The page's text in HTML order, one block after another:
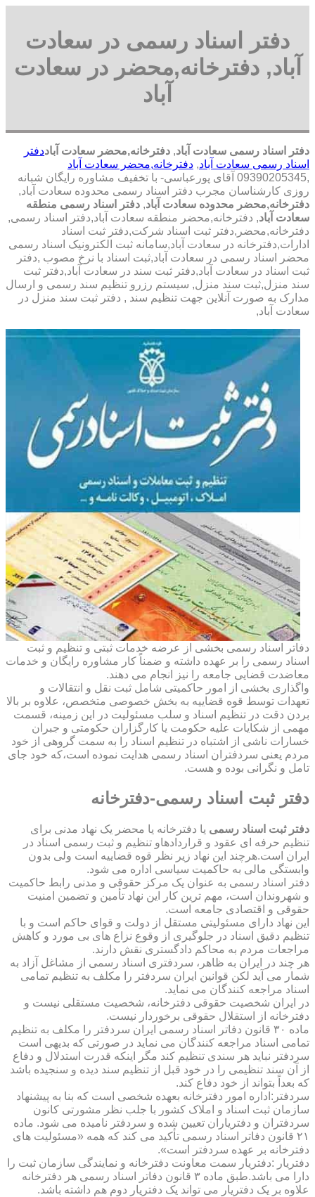
دفتر اسناد رسمی در سعادت
آباد, دفترخانه,محضر در سعادت
آباد
دفتر اسناد رسمی سعادت آباد, دفترخانه,محضر سعادت آباددفتر
اسناد رسمی سعادت آباد, دفترخانه,محضر سعادت آباد
,09390205345 آقای پورعباسی- با تخفیف مشاوره رايگان شبانه
روزی کارشناسان مجرب دفتر اسناد رسمی محدوده سعادت آباد,
دفترخانه,محضر محدوده سعادت آباد, دفتر اسناد رسمی منطقه
سعادت آباد, دفترخانه,محضر منطقه سعادت آباد,دفتر اسناد رسمی,
دفترخانه,محضر,دفتر ثبت اسناد شرکت,دفتر ثبت اسناد
ادارات,دفترخانه در سعادت آباد,سامانه ثبت الکترونیک اسناد رسمی
محضر اسناد رسمی در سعادت آباد,ثبت اسناد با نرخ مصوب ,دفتر
ثبت اسناد در سعادت آباد,دفتر ثبت سند در سعادت آباد,دفتر ثبت
سند منزل,ثبت سند منزل, سیستم رزرو تنظیم سند رسمی و ارسال
مدارک به صورت آنلاین جهت تنظیم سند , دفتر ثبت سند منزل در
سعادت آباد,
دفاتر اسناد رسمی بخشی از عرضه خدمات ثبتی و تنظیم و ثبت
اسناد رسمی را بر عهده داشته و ضمناً کار مشاوره رایگان و خدمات
معاضدت قضایی جامعه را نیز انجام می دهند.
واگذاری بخشی از امور حاکمیتی شامل ثبت نقل و انتقالات و
تعهدات توسط قوه قضاییه به بخش خصوصی متخصص، علاوه بر بالا
بردن دقت در تنظیم اسناد و سلب مسئولیت در این زمینه، قسمت
مهمی از شکایات علیه حکومت یا کارگزاران حکومتی و جبران
خسارات ناشی از اشتباه در تنظیم اسناد را به سمت گروهی از خود
مردم یعنی سردفتران اسناد رسمی هدایت نموده است،که خود جای
تامل و نگرانی بوده و هست.
دفتر ثبت اسناد رسمی-دفترخانه
دفتر ثبت اسناد رسمی یا دفترخانه یا محضر یک نهاد مدنی برای
تنظیم حرفه ای عقود و قراردادهاو تنظیم و ثبت رسمی اسناد در
ایران است.هرچند این نهاد زیر نظر قوه قضاییه است ولی بدون
وابستگی مالی به حاکمیت سیاسی اداره می شود.
دفتر اسناد رسمی به عنوان یک مرکز حقوقی و مدنی رابط حاکمیت
و شهروندان است، مهم ترین کار این نهاد تأمین و تضمین امنیت
حقوقی و اقتصادی جامعه است.
این نهاد دارای مسئولیتی مستقل از دولت و قوای حاکم است و با
تنظیم دقیق اسناد در جلوگیری از وقوع نزاع های بی مورد و کاهش
مراجعات مردم به محاکم دادگستری نقش دارند.
هر چند در ایران به ظاهر، سردفتری اسناد رسمی از مشاغل آزاد به
شمار می آید لکن قوانین ایران سردفتر را مکلف به تنظیم تمامی
اسناد مراجعه کنندگان می نماید.
در ایران شخصیت حقوقی دفترخانه، شخصیت مستقلی نیست و
دفترخانه از استقلال حقوقی برخوردار نیست.
ماده ۳۰ قانون دفاتر اسناد رسمی ایران سردفتر را مکلف به تنظیم
تمامی اسناد مراجعه کنندگان می نماید در صورتی که بدیهی است
سردفتر نباید هر سندی تنظیم کند مگر اینکه قدرت استدلال و دفاع
از آن سند تنظیمی را در خود قبل از تنظیم سند دیده و سنجیده باشد
که بعداً بتواند از خود دفاع کند.
سردفتر:اداره امور دفترخانه بعهده شخصی است که بنا به پیشنهاد
سازمان ثبت اسناد و املاک کشور با جلب نظر مشورتی کانون
سردفتران و دفتریاران تعیین شده و سردفتر نامیده می شود. ماده
۲۱ قانون دفاتر اسناد رسمی تأکید می کند که همه «مسئولیت های
دفترخانه بر عهده سردفتر است».
دفتریار :دفتریار سمت معاونت دفترخانه و نمایندگی سازمان ثبت را
دارا می باشد.طبق ماده ۳ قانون دفاتر اسناد رسمی هر دفترخانه
علاوه بر یک دفتریار می تواند یک دفتریار دوم هم داشته باشد.